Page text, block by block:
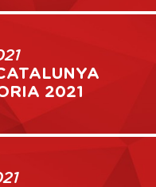
2021